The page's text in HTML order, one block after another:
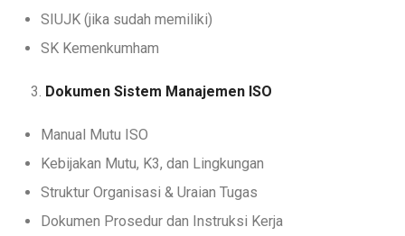
SIUJK (jika sudah memiliki)
SK Kemenkumham
Dokumen Sistem Manajemen ISO
Manual Mutu ISO
Kebijakan Mutu, K3, dan Lingkungan
Struktur Organisasi & Uraian Tugas
Dokumen Prosedur dan Instruksi Kerja